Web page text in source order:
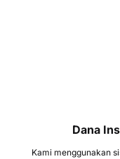
Dana
Kami menggunakan